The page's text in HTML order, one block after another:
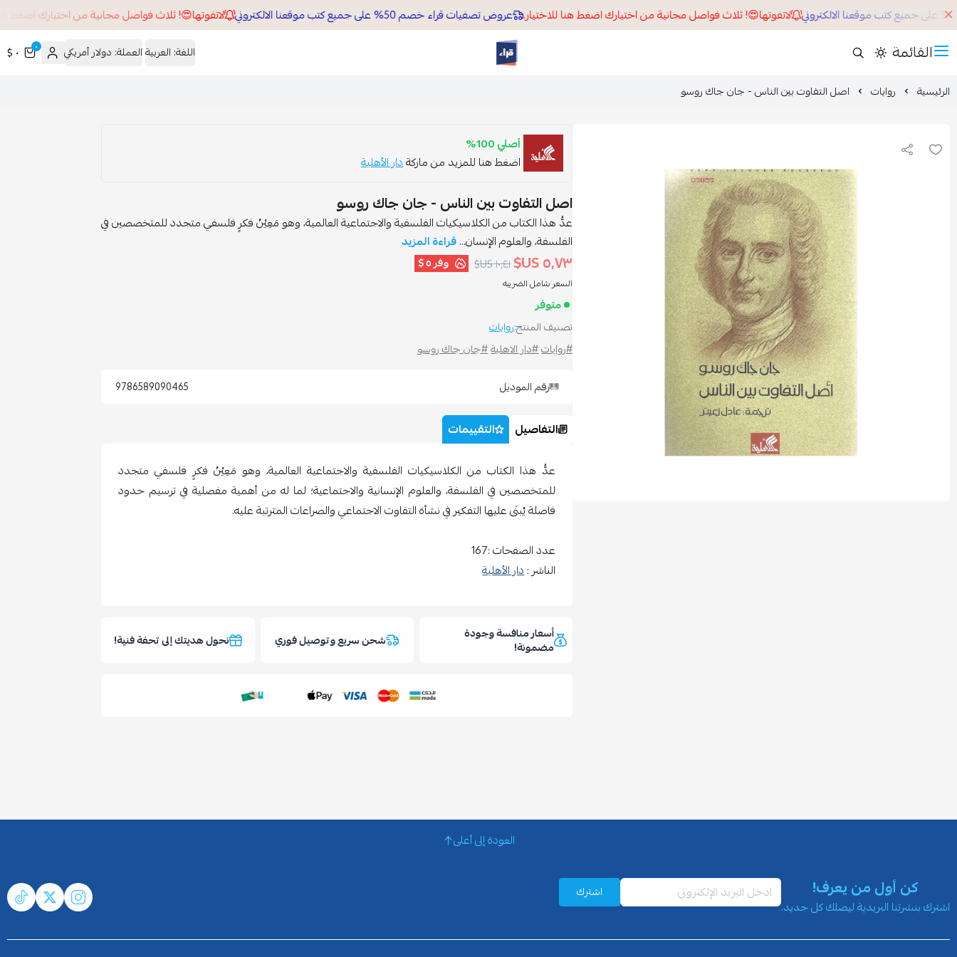
لاتفوتها😍! ثلاث فواصل مجانية من اختيارك اضغط هنا للاختيار. عروض تصفيات قراء خصم 50% على جميع كتب موقعنا الالكتروني لاتفوتها😍! ثلاث فواصل مجانية من اختيارك اضغط هنا
القائمة قراء اللغة: العربيةالعملة: دولار أمريكي ٠ ٠ $
الرئيسية روايات اصل التفاوت بين الناس - جان جاك روسو
أصلي 100%
اضغط هنا للمزيد من ماركةدار الأهلية
اصل التفاوت بين الناس - جان جاك روسو
عدُّ هذا الكتاب من الكلاسيكيات الفلسفية والاجتماعية العالمية، وهو مَعِيْنُ فكرٍ فلسفي متجدد للمتخصصين في
الفلسفة، والعلوم الإنسان...قراءة المزيد
٥٫٧٣ US$ ١٠٫٤١ US$ وفر٥ $
السعر شامل الضريبه
متوفر
تصنيف المنتج:روايات
#روايات#دار الاهلية#جان جاك روسو
رقم الموديل 9786589090465
التفاصيل التقييمات
عدُّ هذا الكتاب من الكلاسيكيات الفلسفية والاجتماعية العالمية، وهو مَعِيْنُ فكرٍ فلسفي متجدد
للمتخصصين في الفلسفة، والعلوم الإنسانية والاجتماعية؛ لما له من أهمية مفصلية في ترسيم حدود
فاصلة يُبنَى عليها التفكير في نشأة التفاوت الاجتماعي والصراعات المترتبة عليه.
عدد الصفحات :167
الناشر :دار الأهلية
أسعار منافسة وجودة
مضمونة! شحن سريع وتوصيل فوري نحول هديتك إلى تحفة فنية!
العودة إلى أعلى
كن أول من يعرف!
اشترك بنشرتنا البريدية ليصلك كل جديد.
اشترك